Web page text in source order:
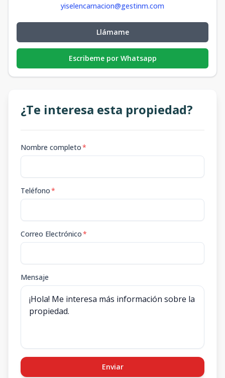
yiselencarnacion@gestinm.com
Llámame
Escribeme por Whatsapp
¿Te interesa esta propiedad?
Nombre completo*
Teléfono*
Correo Electrónico*
Mensaje
Enviar